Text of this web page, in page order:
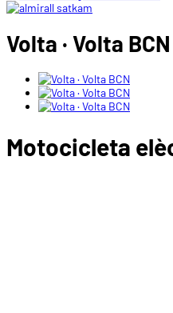
Volta · Volta BCN
Motocicleta